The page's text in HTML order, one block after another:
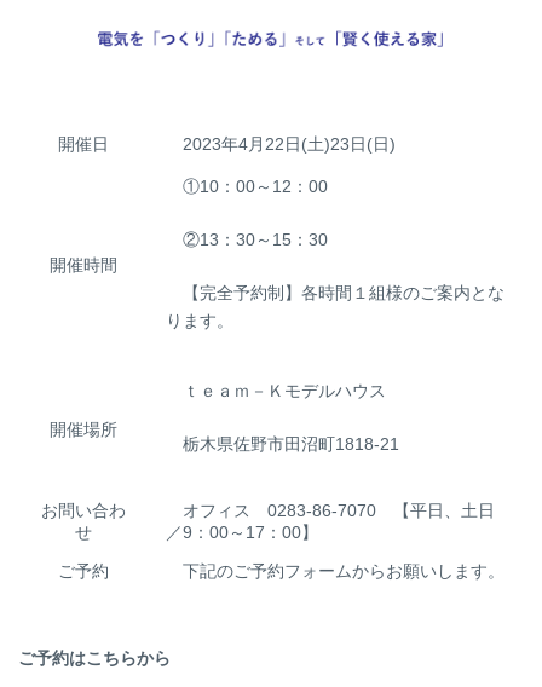
開催日 2023年4月22日(土)23日(日)
開催時間
①10：00～12：00
②13：30～15：30
【完全予約制】各時間１組様のご案内とな
ります。
開催場所
ｔｅａｍ－Ｋモデルハウス
栃木県佐野市田沼町1818-21
お問い合わ
せ
オフィス 0283-86-7070 【平日、土日
／9：00～17：00】
ご予約
下記のご予約フォームからお願いします。
ご予約はこちらから